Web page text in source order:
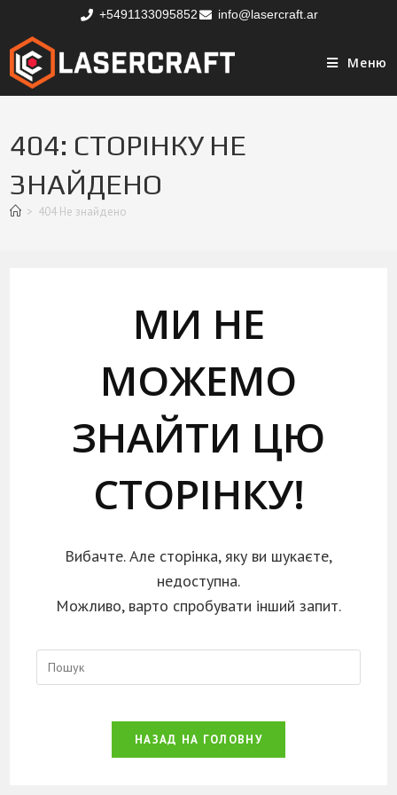
+5491133095852 info@lasercraft.ar
Меню
404: СТОРІНКУ НЕ
ЗНАЙДЕНО
> 404 Не знайдено
МИ НЕ
МОЖЕМО
ЗНАЙТИ ЦЮ
СТОРІНКУ!
Вибачте. Але сторінка, яку ви шукаєте,
недоступна.
Можливо, варто спробувати інший запит.
НАЗАД НА ГОЛОВНУ